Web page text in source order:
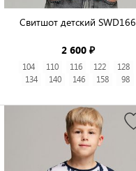
Свитшот детский SWD166
2 600 ₽
104 110 116 122
128
134
140 146 158 98